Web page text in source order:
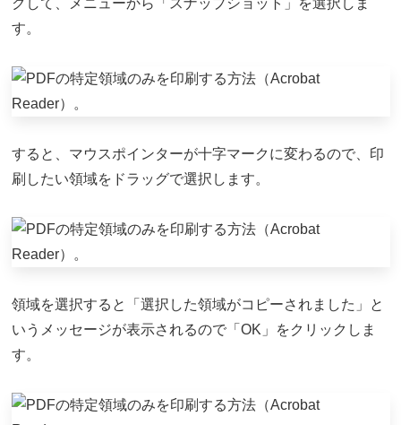
す。
すると、マウスポインターが十字マークに変わるので、印
刷したい領域をドラッグで選択します。
領域を選択すると「選択した領域がコピーされました」と
いうメッセージが表示されるので「OK」をクリックしま
す。